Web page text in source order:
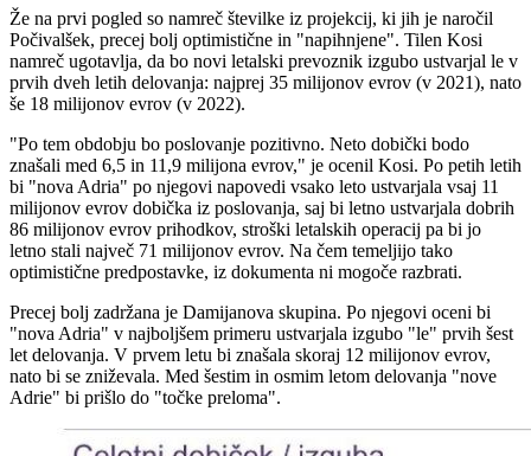
Že na prvi pogled so namreč številke iz projekcij, ki jih je naročil
Počivalšek, precej bolj optimistične in "napihnjene". Tilen Kosi
namreč ugotavlja, da bo novi letalski prevoznik izgubo ustvarjal le v
prvih dveh letih delovanja: najprej 35 milijonov evrov (v 2021), nato
še 18 milijonov evrov (v 2022).
"Po tem obdobju bo poslovanje pozitivno. Neto dobički bodo
znašali med 6,5 in 11,9 milijona evrov," je ocenil Kosi. Po petih letih
bi "nova Adria" po njegovi napovedi vsako leto ustvarjala vsaj 11
milijonov evrov dobička iz poslovanja, saj bi letno ustvarjala dobrih
86 milijonov evrov prihodkov, stroški letalskih operacij pa bi jo
letno stali največ 71 milijonov evrov. Na čem temeljijo tako
optimistične predpostavke, iz dokumenta ni mogoče razbrati.
Precej bolj zadržana je Damijanova skupina. Po njegovi oceni bi
"nova Adria" v najboljšem primeru ustvarjala izgubo "le" prvih šest
let delovanja. V prvem letu bi znašala skoraj 12 milijonov evrov,
nato bi se zniževala. Med šestim in osmim letom delovanja "nove
Adrie" bi prišlo do "točke preloma".